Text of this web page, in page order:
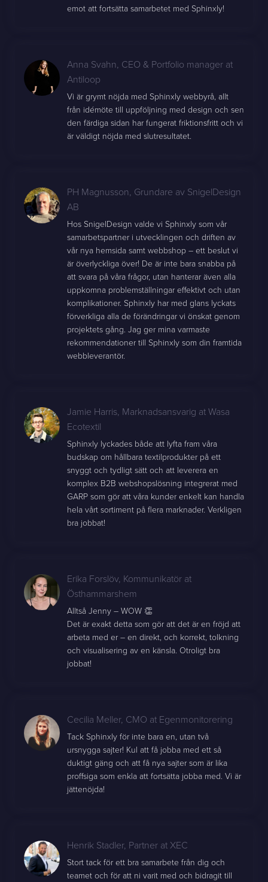
emot att fortsätta samarbetet med Sphinxly!
Anna Svahn, CEO & Portfolio manager at
Antiloop
Vi är grymt nöjda med Sphinxly webbyrå, allt
från idémöte till uppföljning med design och sen
den färdiga sidan har fungerat friktionsfritt och vi
är väldigt nöjda med slutresultatet.
PH Magnusson, Grundare av SnigelDesign
AB
Hos SnigelDesign valde vi Sphinxly som vår
samarbetspartner i utvecklingen och driften av
vår nya hemsida samt webbshop – ett beslut vi
är överlyckliga över! De är inte bara snabba på
att svara på våra frågor, utan hanterar även alla
uppkomna problemställningar effektivt och utan
komplikationer. Sphinxly har med glans lyckats
förverkliga alla de förändringar vi önskat genom
projektets gång. Jag ger mina varmaste
rekommendationer till Sphinxly som din framtida
webbleverantör.
Jamie Harris, Marknadsansvarig at Wasa
Ecotextil
Sphinxly lyckades både att lyfta fram våra
budskap om hållbara textilprodukter på ett
snyggt och tydligt sätt och att leverera en
komplex B2B webshopslösning integrerat med
GARP som gör att våra kunder enkelt kan handla
hela vårt sortiment på flera marknader. Verkligen
bra jobbat!
Erika Forslöv, Kommunikatör at
Östhammarshem
Alltså Jenny – WOW 👏
Det är exakt detta som gör att det är en fröjd att
arbeta med er – en direkt, och korrekt, tolkning
och visualisering av en känsla. Otroligt bra
jobbat!
Cecilia Meller, CMO at Egenmonitorering
Tack Sphinxly för inte bara en, utan två
ursnygga sajter! Kul att få jobba med ett så
duktigt gäng och att få nya sajter som är lika
proffsiga som enkla att fortsätta jobba med. Vi är
jättenöjda!
Henrik Stadler, Partner at XEC
Stort tack för ett bra samarbete från dig och
teamet och för att ni varit med och bidragit till